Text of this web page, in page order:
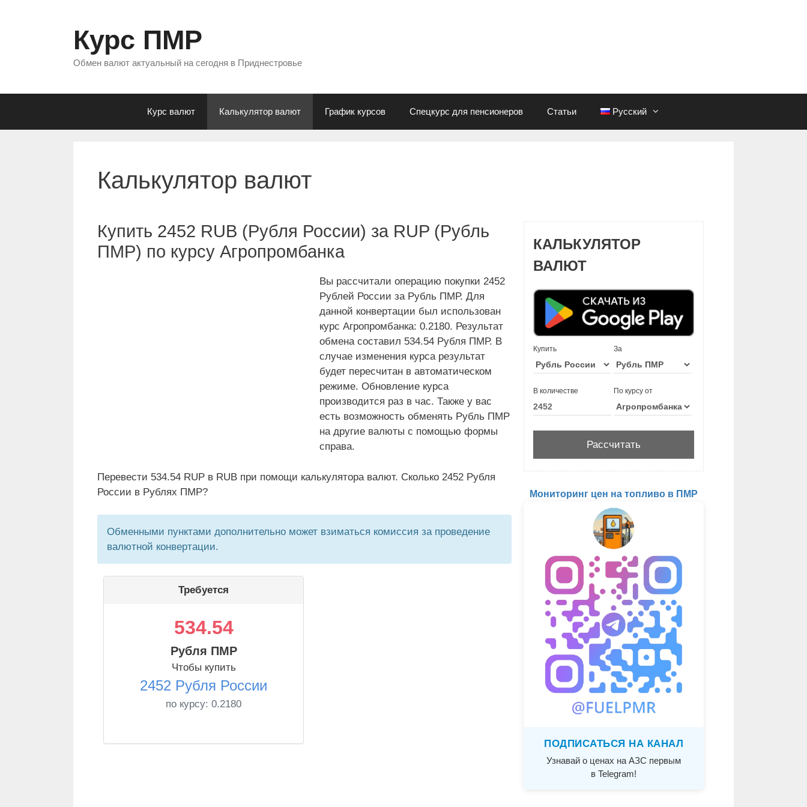
Курс ПМР
Обмен валют актуальный на сегодня в Приднестровье
Курс валют Калькулятор валют График курсов Спецкурс для пенсионеров Статьи Русский
Калькулятор валют
Купить 2452 RUB (Рубля России) за RUP (Рубль
ПМР) по курсу Агропромбанка
Вы рассчитали операцию покупки 2452
Рублей России за Рубль ПМР. Для
данной конвертации был использован
курс Агропромбанка: 0.2180. Результат
обмена составил 534.54 Рубля ПМР. В
случае изменения курса результат
будет пересчитан в автоматическом
режиме. Обновление курса
производится раз в час. Также у вас
есть возможность обменять Рубль ПМР
на другие валюты с помощью формы
справа.
Перевести 534.54 RUP в RUB при помощи калькулятора валют. Сколько 2452 Рубля
России в Рублях ПМР?
Обменными пунктами дополнительно может взиматься комиссия за проведение
валютной конвертации.
Требуется
534.54
Рубля ПМР
Чтобы купить
2452 Рубля России
по курсу: 0.2180
КАЛЬКУЛЯТОР
ВАЛЮТ
Купить За
В количестве По курсу от
Мониторинг цен на топливо в ПМР
ПОДПИСАТЬСЯ НА КАНАЛ
Узнавай о ценах на АЗС первым
в Telegram!